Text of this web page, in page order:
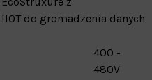
do gromadzenia danych
400 -
480V